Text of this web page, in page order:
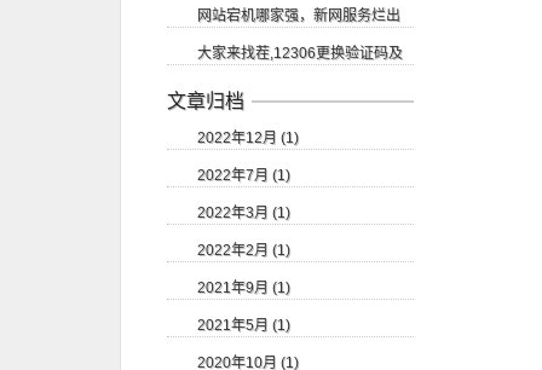
等
网站宕机哪家强，新网服务烂出
翔
大家来找茬,12306更换验证码及
验证码的识别
文章归档
2022年12月 (1)
2022年7月 (1)
2022年3月 (1)
2022年2月 (1)
2021年9月 (1)
2021年5月 (1)
2020年10月 (1)